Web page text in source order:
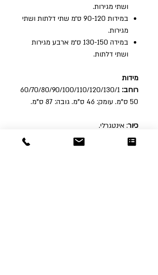
ושתי מגירות.
במידות 90-120 ס״מ שתי דלתות ושתי
מגירות.
במידה 130-150 ס״מ ארבע מגירות
ושתי דלתות.
מידות
רוחב: 60/70/80/90/100/110/120/130/1
50 ס"מ. עומק: 46 ס"מ. גובה: 87 ס"מ.
כיור: אינטגרלי.
חלק עליון : מראה מרחפת.